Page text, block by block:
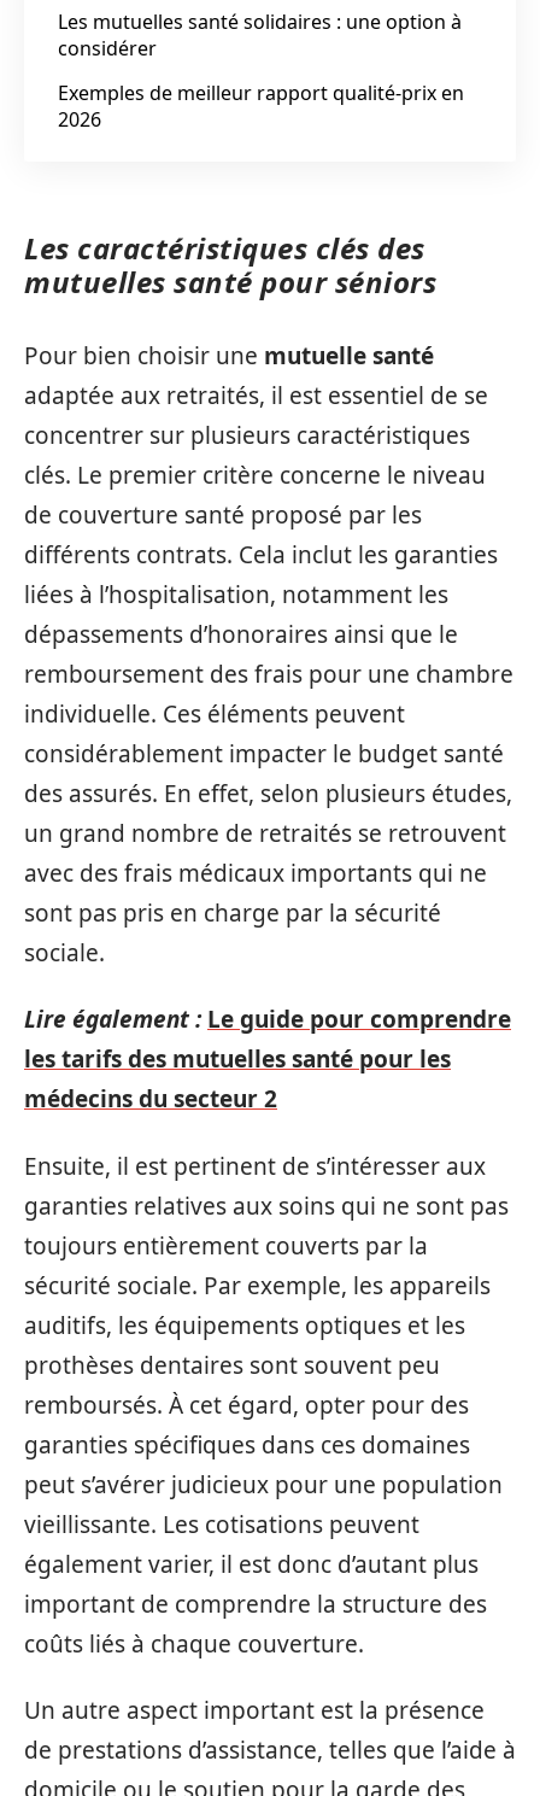
Les mutuelles santé solidaires : une option à
considérer
Exemples de meilleur rapport qualité-prix en
2026
Les caractéristiques clés des
mutuelles santé pour séniors
Pour bien choisir une mutuelle santé
adaptée aux retraités, il est essentiel de se
concentrer sur plusieurs caractéristiques
clés. Le premier critère concerne le niveau
de couverture santé proposé par les
différents contrats. Cela inclut les garanties
liées à l’hospitalisation, notamment les
dépassements d’honoraires ainsi que le
remboursement des frais pour une chambre
individuelle. Ces éléments peuvent
considérablement impacter le budget santé
des assurés. En effet, selon plusieurs études,
un grand nombre de retraités se retrouvent
avec des frais médicaux importants qui ne
sont pas pris en charge par la sécurité
sociale.
Lire également : Le guide pour comprendre
les tarifs des mutuelles santé pour les
médecins du secteur 2
Ensuite, il est pertinent de s’intéresser aux
garanties relatives aux soins qui ne sont pas
toujours entièrement couverts par la
sécurité sociale. Par exemple, les appareils
auditifs, les équipements optiques et les
prothèses dentaires sont souvent peu
remboursés. À cet égard, opter pour des
garanties spécifiques dans ces domaines
peut s’avérer judicieux pour une population
vieillissante. Les cotisations peuvent
également varier, il est donc d’autant plus
important de comprendre la structure des
coûts liés à chaque couverture.
Un autre aspect important est la présence
de prestations d’assistance, telles que l’aide à